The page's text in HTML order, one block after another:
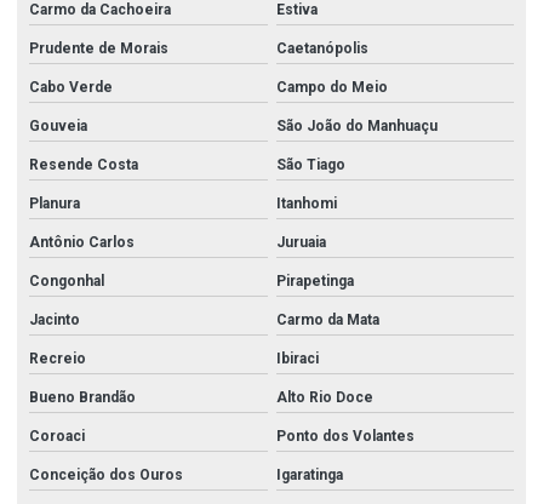
Carmo da Cachoeira Estiva
Prudente de Morais Caetanópolis
Cabo Verde Campo do Meio
Gouveia São João do Manhuaçu
Resende Costa São Tiago
Planura Itanhomi
Antônio Carlos Juruaia
Congonhal Pirapetinga
Jacinto Carmo da Mata
Recreio Ibiraci
Bueno Brandão Alto Rio Doce
Coroaci Ponto dos Volantes
Conceição dos Ouros Igaratinga